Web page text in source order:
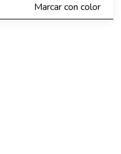
Marcar con color